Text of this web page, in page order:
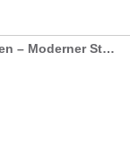
Bankettstuhl "KU" mieten – Moderner Stuhl (Weiß) für Industrie-Events & Hochzeiten